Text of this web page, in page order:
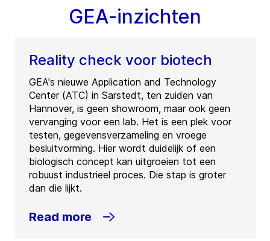
GEA-inzichten
Reality check voor biotech
GEA's nieuwe Application and Technology
Center (ATC) in Sarstedt, ten zuiden van
Hannover, is geen showroom, maar ook geen
vervanging voor een lab. Het is een plek voor
testen, gegevensverzameling en vroege
besluitvorming. Hier wordt duidelijk of een
biologisch concept kan uitgroeien tot een
robuust industrieel proces. Die stap is groter
dan die lijkt.
Read more